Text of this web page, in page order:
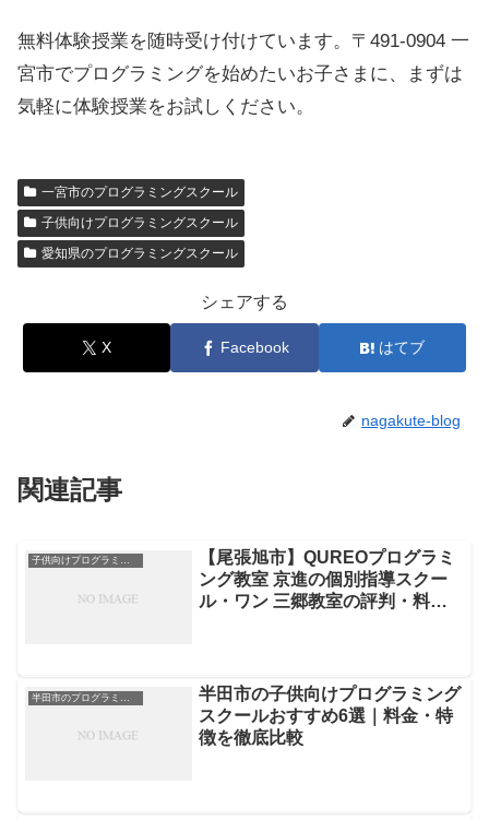
無料体験授業を随時受け付けています。〒491-0904 一
宮市でプログラミングを始めたいお子さまに、まずは
気軽に体験授業をお試しください。
一宮市のプログラミングスクール
子供向けプログラミングスクール
愛知県のプログラミングスクール
シェアする
X Facebook はてブ
nagakute-blog
関連記事
子供向けプログラミングスクール
【尾張旭市】QUREOプログラミ
ング教室 京進の個別指導スクー
ル・ワン 三郷教室の評判・料
半田市の子供向けプログラミング
スクールおすすめ6選｜料金・特
徴を徹底比較